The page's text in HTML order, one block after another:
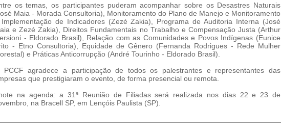
os temas, os participantes puderam acompanhar sobre os Desastres Naturais
Maia - Morada Consultoria), Monitoramento do Plano de Manejo e Monitoramento
de Indicadores (Zezé Zakia), Programa de Auditoria Interna (José
e Zezé Zakia), Direitos Fundamentais no Trabalho e Compensação Justa (Arthur
- Eldorado Brasil), Relação com as Comunidades e Povos Indígenas (Eunice
- Etno Consultoria), Equidade de Gênero (Fernanda Rodrigues - Rede Mulher
e Práticas Anticorrupção (André Tourinho - Eldorado Brasil).
PCCF agradece a participação de todos os palestrantes e representantes das
que prestigiaram o evento, de forma presencial ou remota.
na agenda: a 31ª Reunião de Filiadas será realizada nos dias 22 e 23 de
na Bracell SP, em Lençóis Paulista (SP).